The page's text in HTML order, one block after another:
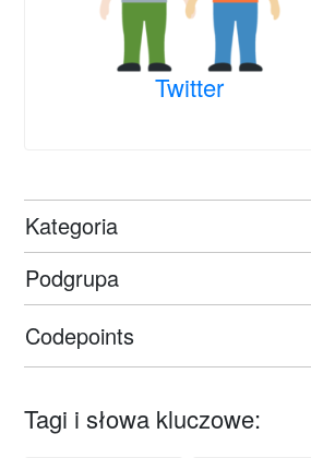
Twitter
Kategoria
Podgrupa
Codepoints
Tagi i słowa kluczowe: